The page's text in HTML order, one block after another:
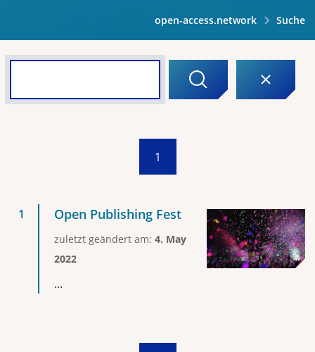
open-access.network Suche
1
Open Publishing Fest
zuletzt geändert am: 4. May
2022
...